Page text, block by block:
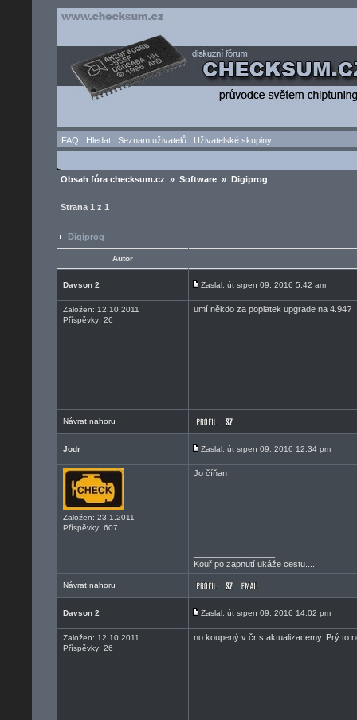
FAQ Hledat Seznam uživatelů Uživatelské skupiny
Obsah fóra checksum.cz » Software » Digiprog
Strana 1 z 1
Digiprog
Autor
Davson 2 Zaslal: út srpen 09, 2016 5:42 am
Založen: 12.10.2011
Příspěvky: 26
umí někdo za poplatek upgrade na 4.94?
Návrat nahoru
Jodr Zaslal: út srpen 09, 2016 12:34 pm
Založen: 23.1.2011
Příspěvky: 607
Jo číňan
Kouř po zapnutí ukáže cestu....
Návrat nahoru
Davson 2 Zaslal: út srpen 09, 2016 14:02 pm
Založen: 12.10.2011
Příspěvky: 26
no koupený v čr s aktualizacemy. Prý to